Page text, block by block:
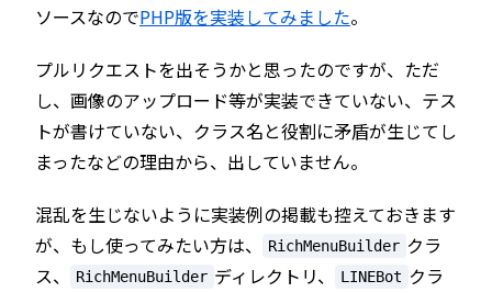
ソースなのでPHP版を実装してみました。
プルリクエストを出そうかと思ったのですが、ただ
し、画像のアップロード等が実装できていない、テス
トが書けていない、クラス名と役割に矛盾が生じてし
まったなどの理由から、出していません。
混乱を生じないように実装例の掲載も控えておきます
が、もし使ってみたい方は、
RichMenuBuilder クラ
ス、
RichMenuBuilder ディレクトリ、 LINEBot クラ